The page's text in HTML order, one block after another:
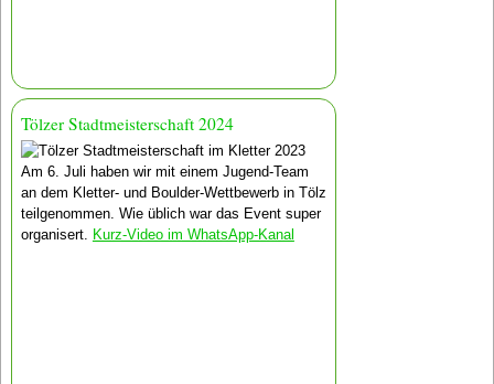
Tölzer Stadtmeisterschaft 2024
Am 6. Juli haben wir mit einem Jugend-Team
an dem Kletter- und Boulder-Wettbewerb in Tölz
teilgenommen. Wie üblich war das Event super
organisert. Kurz-Video im WhatsApp-Kanal